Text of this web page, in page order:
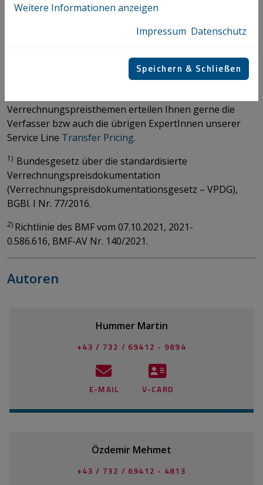
Tool bestehende Risikofelder im Konzern entdeckt und
proaktiv in Angriff genommen werden (zB
Verrechnungspreisen, Anpassung der Dokumentation
Verrechnungspreisthemen erteilen Ihnen gerne die
Verfasser bzw auch die übrigen ExpertInnen unserer
Service Line Transfer Pricing. ​​​​​​​
1) Bundesgesetz über die standardisierte
Verrechnungspreisdokumentation
(Verrechnungspreisdokumentationsgesetz – VPDG),
BGBl. I Nr. 77/2016.
2) Richtlinie des BMF vom 07.10.2021, 2021-
0.586.616, BMF-AV Nr. 140/2021.
Autoren
Hummer Martin
+43 / 732 / 69412 - 9894
E-MAIL V-CARD
Özdemir Mehmet
+43 / 732 / 69412 - 4813
Weitere Informationen anzeigen
Impressum Datenschutz
Speichern & Schließen